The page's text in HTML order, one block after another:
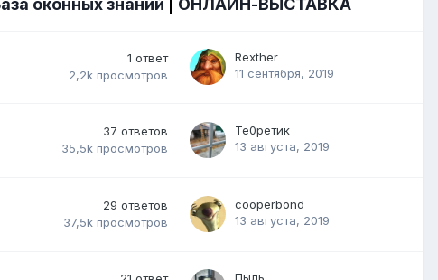
оконных знаний ОНЛАЙН-ВЫСТАВКА
1 ответ
2,2k просмотров
Rexther
11 сентября, 2019
37 ответов
35,5k просмотров
Те0ретик
13 августа, 2019
29 ответов
37,5k просмотров
cooperbond
13 августа, 2019
Пыль